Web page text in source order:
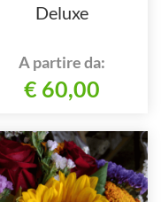
Deluxe
A partire da:
€ 60,00